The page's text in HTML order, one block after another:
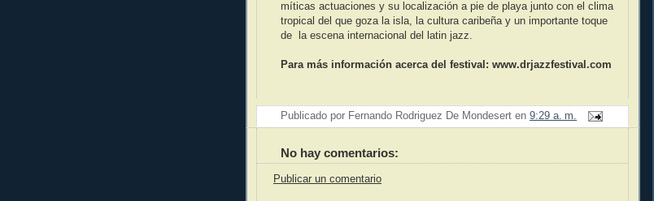
míticas actuaciones y su localización a pie de playa junto con el clima
tropical del que goza la isla, la cultura caribeña y un importante toque
de la escena internacional del latin jazz.
Para más información acerca del festival: www.drjazzfestival.com
Publicado por Fernando Rodriguez De Mondesert en 9:29 a. m.
No hay comentarios:
Publicar un comentario